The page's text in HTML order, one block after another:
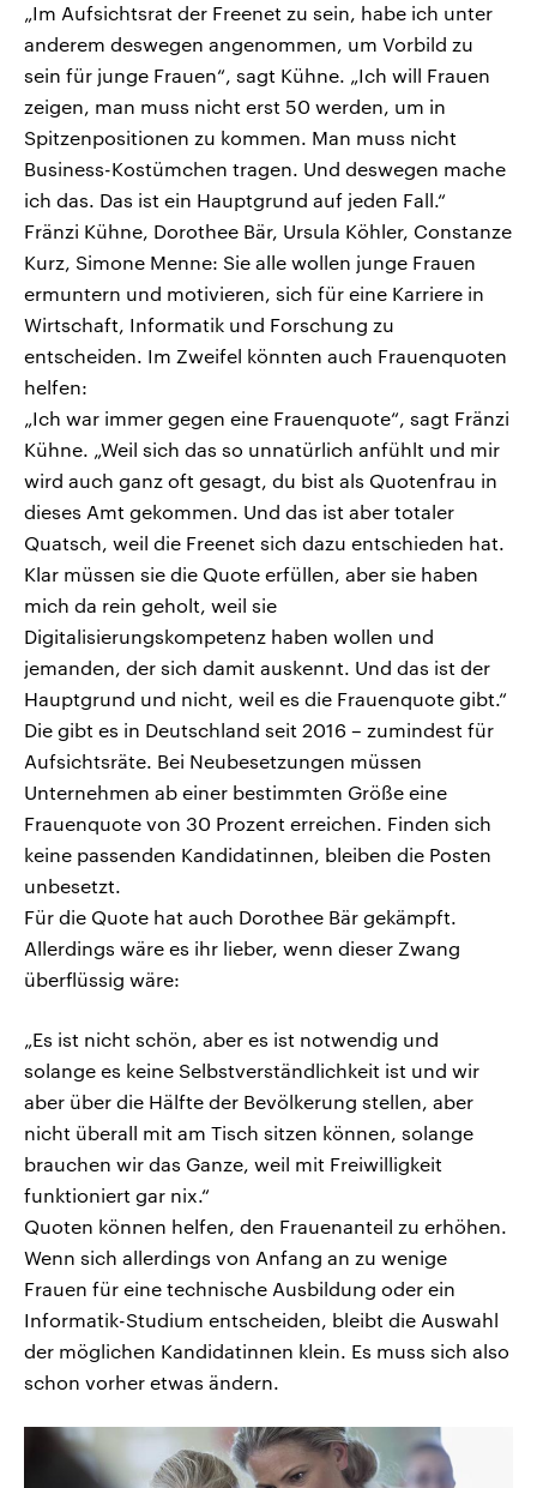
„Im Aufsichtsrat der Freenet zu sein, habe ich unter
anderem deswegen angenommen, um Vorbild zu
sein für junge Frauen“, sagt Kühne. „Ich will Frauen
zeigen, man muss nicht erst 50 werden, um in
Spitzenpositionen zu kommen. Man muss nicht
Business-Kostümchen tragen. Und deswegen mache
ich das. Das ist ein Hauptgrund auf jeden Fall.“
Fränzi Kühne, Dorothee Bär, Ursula Köhler, Constanze
Kurz, Simone Menne: Sie alle wollen junge Frauen
ermuntern und motivieren, sich für eine Karriere in
Wirtschaft, Informatik und Forschung zu
entscheiden. Im Zweifel könnten auch Frauenquoten
helfen:
„Ich war immer gegen eine Frauenquote“, sagt Fränzi
Kühne. „Weil sich das so unnatürlich anfühlt und mir
wird auch ganz oft gesagt, du bist als Quotenfrau in
dieses Amt gekommen. Und das ist aber totaler
Quatsch, weil die Freenet sich dazu entschieden hat.
Klar müssen sie die Quote erfüllen, aber sie haben
mich da rein geholt, weil sie
Digitalisierungskompetenz haben wollen und
jemanden, der sich damit auskennt. Und das ist der
Hauptgrund und nicht, weil es die Frauenquote gibt.“
Die gibt es in Deutschland seit 2016 – zumindest für
Aufsichtsräte. Bei Neubesetzungen müssen
Unternehmen ab einer bestimmten Größe eine
Frauenquote von 30 Prozent erreichen. Finden sich
keine passenden Kandidatinnen, bleiben die Posten
unbesetzt.
Für die Quote hat auch Dorothee Bär gekämpft.
Allerdings wäre es ihr lieber, wenn dieser Zwang
überflüssig wäre:
„Es ist nicht schön, aber es ist notwendig und
solange es keine Selbstverständlichkeit ist und wir
aber über die Hälfte der Bevölkerung stellen, aber
nicht überall mit am Tisch sitzen können, solange
brauchen wir das Ganze, weil mit Freiwilligkeit
funktioniert gar nix.“
Quoten können helfen, den Frauenanteil zu erhöhen.
Wenn sich allerdings von Anfang an zu wenige
Frauen für eine technische Ausbildung oder ein
Informatik-Studium entscheiden, bleibt die Auswahl
der möglichen Kandidatinnen klein. Es muss sich also
schon vorher etwas ändern.